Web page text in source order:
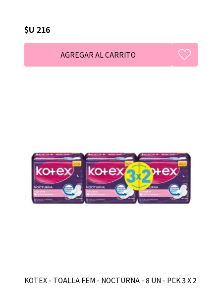
$U 216
KOTEX - TOALLA FEM - NOCTURNA - 8 UN - PCK 3 X 2